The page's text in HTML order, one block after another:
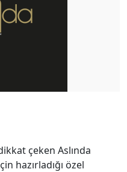
çeken Aslında
hazırladığı özel